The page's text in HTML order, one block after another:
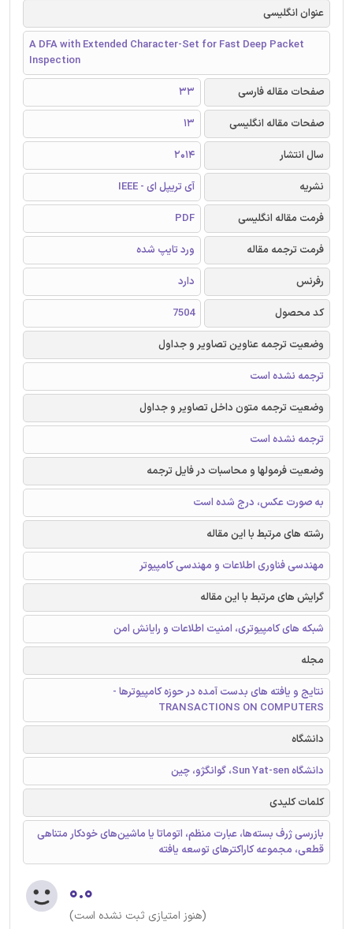
عنوان انگلیسی
A DFA with Extended Character-Set for Fast Deep Packet
Inspection
صفحات مقاله فارسی
33
صفحات مقاله انگلیسی
13
سال انتشار
2014
نشریه
آی تریپل ای - IEEE
فرمت مقاله انگلیسی
PDF
فرمت ترجمه مقاله
ورد تایپ شده
رفرنس
دارد
کد محصول
7504
وضعیت ترجمه عناوین تصاویر و جداول
ترجمه نشده است
وضعیت ترجمه متون داخل تصاویر و جداول
ترجمه نشده است
وضعیت فرمولها و محاسبات در فایل ترجمه
به صورت عکس، درج شده است
رشته های مرتبط با این مقاله
مهندسی فناوری اطلاعات و مهندسی کامپیوتر
گرایش های مرتبط با این مقاله
شبکه های کامپیوتری، امنیت اطلاعات و رایانش امن
مجله
نتایج و یافته های بدست آمده در حوزه کامپیوترها -
TRANSACTIONS ON COMPUTERS
دانشگاه
دانشگاه Sun Yat-sen، گوانگژو، چین
کلمات کلیدی
بازرسی ژرف بسته‌ها، عبارت منظم، اتوماتا یا ماشین‌های خودکار متناهی
قطعی، مجموعه کاراکترهای توسعه یافته
۰.۰
(هنوز امتیازی ثبت نشده است)